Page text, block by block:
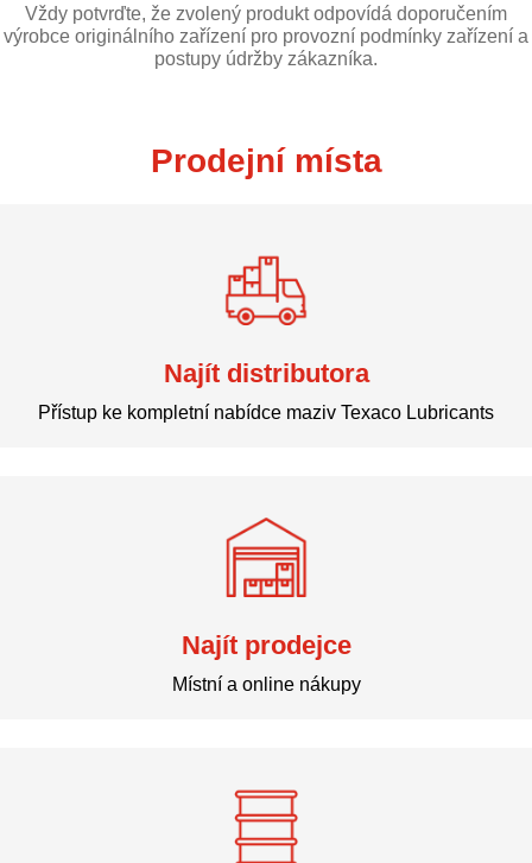
Vždy potvrďte, že zvolený produkt odpovídá doporučením
výrobce originálního zařízení pro provozní podmínky zařízení a
postupy údržby zákazníka.
Prodejní místa
Najít distributora
Přístup ke kompletní nabídce maziv Texaco Lubricants
Najít prodejce
Místní a online nákupy